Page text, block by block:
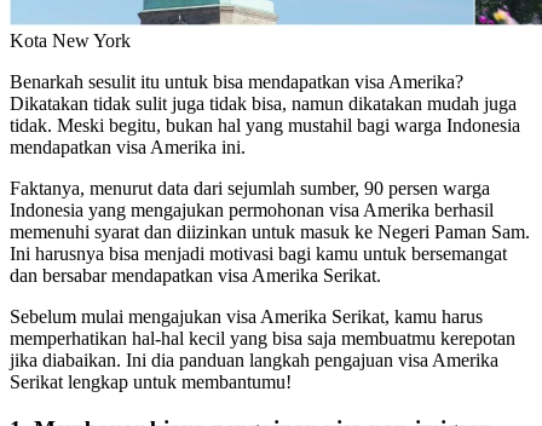
Kota New York
Benarkah sesulit itu untuk bisa mendapatkan visa Amerika?
Dikatakan tidak sulit juga tidak bisa, namun dikatakan mudah juga
tidak. Meski begitu, bukan hal yang mustahil bagi warga Indonesia
mendapatkan visa Amerika ini.
Faktanya, menurut data dari sejumlah sumber, 90 persen warga
Indonesia yang mengajukan permohonan visa Amerika berhasil
memenuhi syarat dan diizinkan untuk masuk ke Negeri Paman Sam.
Ini harusnya bisa menjadi motivasi bagi kamu untuk bersemangat
dan bersabar mendapatkan visa Amerika Serikat.
Sebelum mulai mengajukan visa Amerika Serikat, kamu harus
memperhatikan hal-hal kecil yang bisa saja membuatmu kerepotan
jika diabaikan. Ini dia panduan langkah pengajuan visa Amerika
Serikat lengkap untuk membantumu!